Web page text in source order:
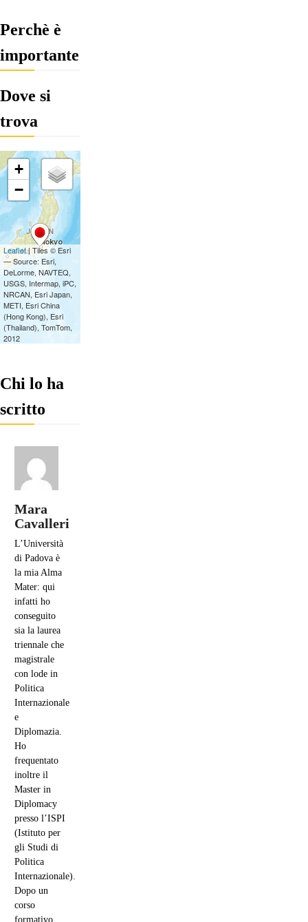
Perchè è
importante
Dove si
trova
Chi lo ha
scritto
Mara
Cavalleri
L’Università
di Padova è
la mia Alma
Mater: qui
infatti ho
conseguito
sia la laurea
triennale che
magistrale
con lode in
Politica
Internazionale
e
Diplomazia.
Ho
frequentato
inoltre il
Master in
Diplomacy
presso l’ISPI
(Istituto per
gli Studi di
Politica
Internazionale).
Dopo un
corso
formativo